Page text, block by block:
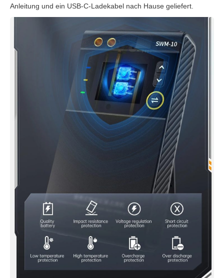
Anleitung und ein USB-C-Ladekabel nach Hause geliefert.